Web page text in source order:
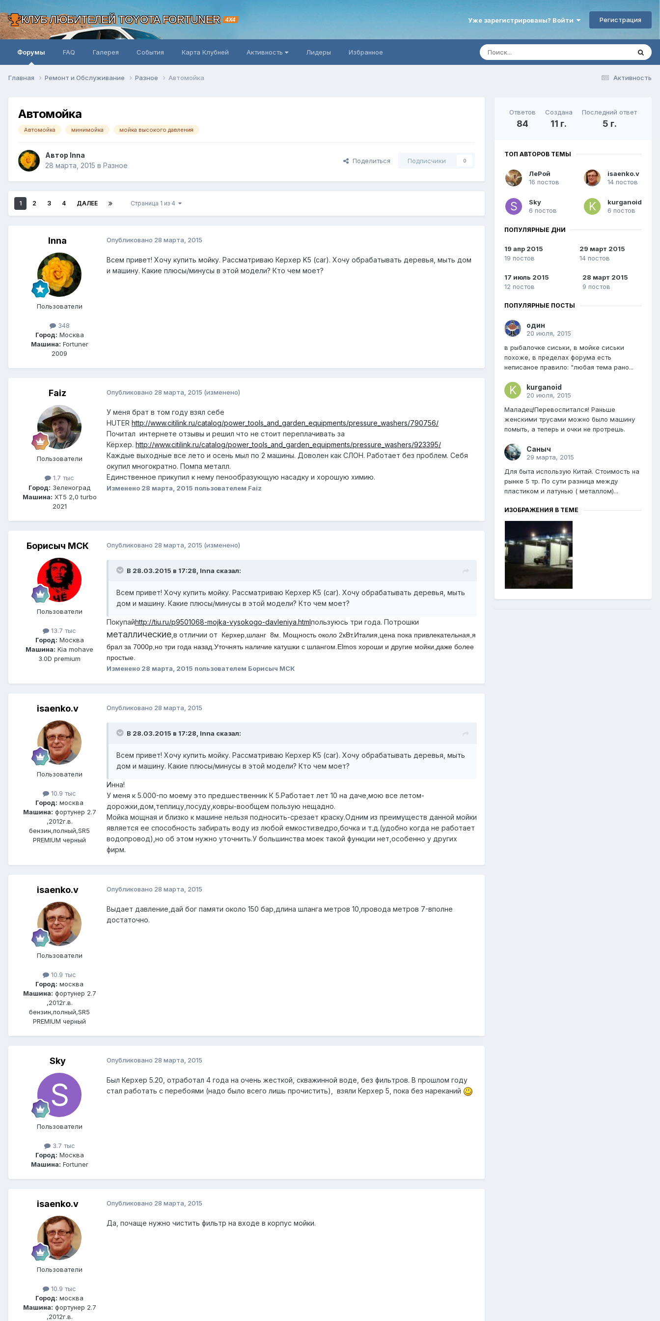
КЛУБ ЛЮБИТЕЛЕЙ TOYOTA FORTUNER 4X4 Уже зарегистрированы? Войти Регистрация
Форумы FAQ Галерея События Карта Клубней Активность Лидеры Избранное
Активность
Главная Ремонт и Обслуживание Разное Автомойка
Автомойка
Автомойка минимойка мойка высокого давления
Автор Inna
28 марта, 2015 в Разное
Поделиться Подписчики 0
1 2 3 4 ДАЛЕЕ Страница 1 из 4
Inna
Пользователи
348
Город: Москва
Машина: Fortuner
2009
Опубликовано 28 марта, 2015
Всем привет! Хочу купить мойку. Рассматриваю Керхер K5 (car). Хочу обрабатывать деревья, мыть дом
и машину. Какие плюсы/минусы в этой модели? Кто чем моет?
Faiz
Пользователи
1.7 тыс
Город: Зеленоград
Машина: XT5 2,0 turbo
2021
Опубликовано 28 марта, 2015 (изменено)
У меня брат в том году взял себе
HUTER http://www.citilink.ru/catalog/power_tools_and_garden_equipments/pressure_washers/790756/
Почитал интернете отзывы и решил что не стоит переплачивать за
Кёрхер. http://www.citilink.ru/catalog/power_tools_and_garden_equipments/pressure_washers/923395/
Каждые выходные все лето и осень мыл по 2 машины. Доволен как СЛОН. Работает без проблем. Себя
окупил многократно. Помпа металл.
Единственное прикупил к нему пенообразующую насадку и хорошую химию.
Изменено 28 марта, 2015 пользователем Faiz
Борисыч МСК
Пользователи
13.7 тыс
Город: Москва
Машина: Kia mohave
3.0D premium
Опубликовано 28 марта, 2015 (изменено)
В 28.03.2015 в 17:28, Inna сказал:
Всем привет! Хочу купить мойку. Рассматриваю Керхер K5 (car). Хочу обрабатывать деревья, мыть
дом и машину. Какие плюсы/минусы в этой модели? Кто чем моет?
Покупайhttp://tiu.ru/p9501068-mojka-vysokogo-davleniya.htmlпользуюсь три года. Потрошки
металлические ,в отличии от Керхер,шланг 8м. Мощность около 2кВт.Италия,цена пока привлекательная,я
брал за 7000р,но три года назад.Уточнять наличие катушки с шлангом.Elmos хороши и другие мойки,даже более
простые.
Изменено 28 марта, 2015 пользователем Борисыч МСК
isaenko.v
Пользователи
10.9 тыс
Город: москва
Машина: фортунер 2.7
,2012г.в.
бензин,полный,SR5
PREMIUM черный
Опубликовано 28 марта, 2015
В 28.03.2015 в 17:28, Inna сказал:
Всем привет! Хочу купить мойку. Рассматриваю Керхер K5 (car). Хочу обрабатывать деревья, мыть
дом и машину. Какие плюсы/минусы в этой модели? Кто чем моет?
Инна!
У меня к 5.000-по моему это предшественник К 5.Работает лет 10 на даче,мою все летом-
дорожки,дом,теплицу,посуду,ковры-вообщем пользую нещадно.
Мойка мощная и близко к машине нельзя подносить-срезает краску.Одним из преимуществ данной мойки
является ее способность забирать воду из любой емкости:ведро,бочка и т.д.(удобно когда не работает
водопровод),но об этом нужно уточнить.У большинства моек такой функции нет,особенно у других
фирм.
isaenko.v
Пользователи
10.9 тыс
Город: москва
Машина: фортунер 2.7
,2012г.в.
бензин,полный,SR5
PREMIUM черный
Опубликовано 28 марта, 2015
Выдает давление,дай бог памяти около 150 бар,длина шланга метров 10,провода метров 7-вполне
достаточно.
Sky
Пользователи
3.7 тыс
Город: Москва
Машина: Fortuner
Опубликовано 28 марта, 2015
Был Керхер 5.20, отработал 4 года на очень жесткой, скважинной воде, без фильтров. В прошлом году
стал работать с перебоями (надо было всего лишь прочистить), взяли Керхер 5, пока без нареканий
isaenko.v
Пользователи
10.9 тыс
Город: москва
Машина: фортунер 2.7
,2012г.в.
Опубликовано 28 марта, 2015
Да, почаще нужно чистить фильтр на входе в корпус мойки.
Ответов
84
Создана
11 г.
Последний ответ
5 г.
ТОП АВТОРОВ ТЕМЫ
ЛеРой
16 постов
isaenko.v
14 постов
Sky
6 постов
kurganoid
6 постов
ПОПУЛЯРНЫЕ ДНИ
19 апр 2015
19 постов
29 март 2015
14 постов
17 июль 2015
12 постов
28 март 2015
9 постов
ПОПУЛЯРНЫЕ ПОСТЫ
один
20 июля, 2015
в рыбалочке сиськи, в мойке сиськи
похоже, в пределах форума есть
неписаное правило: "любая тема рано...
kurganoid
20 июля, 2015
Маладец!Перевоспитался! Раньше
женскими трусами можно было машину
помыть, а теперь и очки не протрешь.
Саныч
29 марта, 2015
Для быта использую Китай. Стоимость на
рынке 5 тр. По сути разница между
пластиком и латунью ( металлом)...
ИЗОБРАЖЕНИЯ В ТЕМЕ